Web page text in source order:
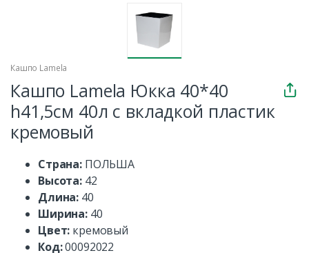
Кашпо Lamela
Кашпо Lamela Юкка 40*40
h41,5см 40л с вкладкой пластик
кремовый
Страна: ПОЛЬША
Высота: 42
Длина: 40
Ширина: 40
Цвет: кремовый
Код:00092022